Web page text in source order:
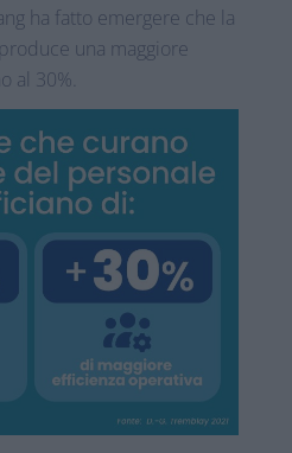
ha fatto emergere che la
una maggiore
al 30%.